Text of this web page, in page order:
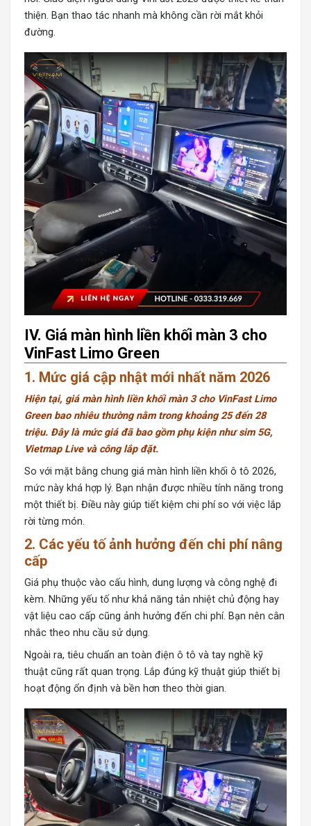
thiện. Bạn thao tác nhanh mà không cần rời mắt khỏi
đường.
IV. Giá màn hình liền khối màn 3 cho
VinFast Limo Green
1. Mức giá cập nhật mới nhất năm 2026
Hiện tại, giá màn hình liền khối màn 3 cho VinFast Limo
Green bao nhiêu thường nằm trong khoảng 25 đến 28
triệu. Đây là mức giá đã bao gồm phụ kiện như sim 5G,
Vietmap Live và công lắp đặt.
So với mặt bằng chung giá màn hình liền khối ô tô 2026,
mức này khá hợp lý. Bạn nhận được nhiều tính năng trong
một thiết bị. Điều này giúp tiết kiệm chi phí so với việc lắp
rời từng món.
2. Các yếu tố ảnh hưởng đến chi phí nâng
cấp
Giá phụ thuộc vào cấu hình, dung lượng và công nghệ đi
kèm. Những yếu tố như khả năng tản nhiệt chủ động hay
vật liệu cao cấp cũng ảnh hưởng đến chi phí. Bạn nên cân
nhắc theo nhu cầu sử dụng.
Ngoài ra, tiêu chuẩn an toàn điện ô tô và tay nghề kỹ
thuật cũng rất quan trọng. Lắp đúng kỹ thuật giúp thiết bị
hoạt động ổn định và bền hơn theo thời gian.